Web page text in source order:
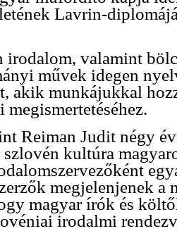
Lavrin-
valamint
művek idegen
akik munkájukkal
Reiman Judit négy
szlovén kultúra
megjelenjenek a
magyar írók és
irodalmi